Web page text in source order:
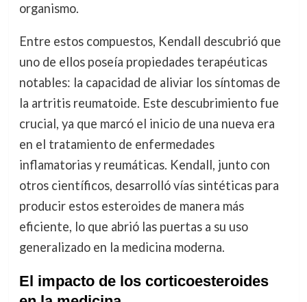
organismo.
Entre estos compuestos, Kendall descubrió que
uno de ellos poseía propiedades terapéuticas
notables: la capacidad de aliviar los síntomas de
la artritis reumatoide. Este descubrimiento fue
crucial, ya que marcó el inicio de una nueva era
en el tratamiento de enfermedades
inflamatorias y reumáticas. Kendall, junto con
otros científicos, desarrolló vías sintéticas para
producir estos esteroides de manera más
eficiente, lo que abrió las puertas a su uso
generalizado en la medicina moderna.
El impacto de los corticoesteroides